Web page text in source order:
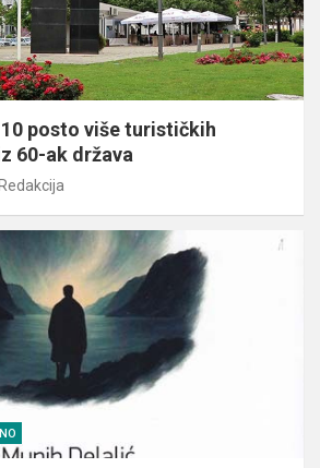
posto više turističkih
60-ak država
Redakcija